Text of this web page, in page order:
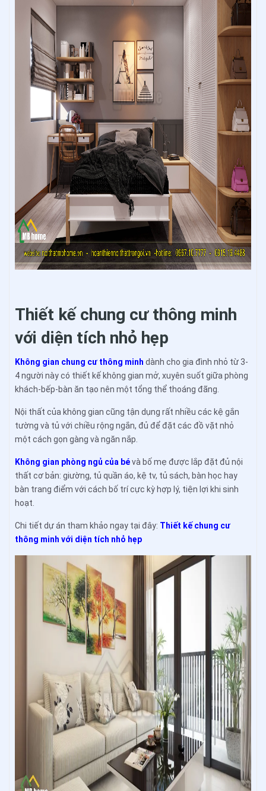
Thiết kế chung cư thông minh
với diện tích nhỏ hẹp
Không gian chung cư thông minh dành cho gia đình nhỏ từ 3-
4 người này có thiết kế không gian mở, xuyên suốt giữa phòng
khách-bếp-bàn ăn tạo nên một tổng thể thoáng đãng.
Nội thất của không gian cũng tận dụng rất nhiều các kệ gắn
tường và tủ với chiều rộng ngắn, đủ để đặt các đồ vặt nhỏ
một cách gọn gàng và ngăn nắp.
Không gian phòng ngủ của bévà bố mẹ được lắp đặt đủ nội
thất cơ bản: giường, tủ quần áo, kệ tv, tủ sách, bàn học hay
bàn trang điểm với cách bố trí cực kỳ hợp lý, tiện lợi khi sinh
hoạt.
Chi tiết dự án tham khảo ngay tại đây: Thiết kế chung cư
thông minh với diện tích nhỏ hẹp